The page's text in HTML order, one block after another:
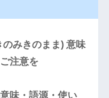
みきのまま) 意味
注意を
味・語源・使い